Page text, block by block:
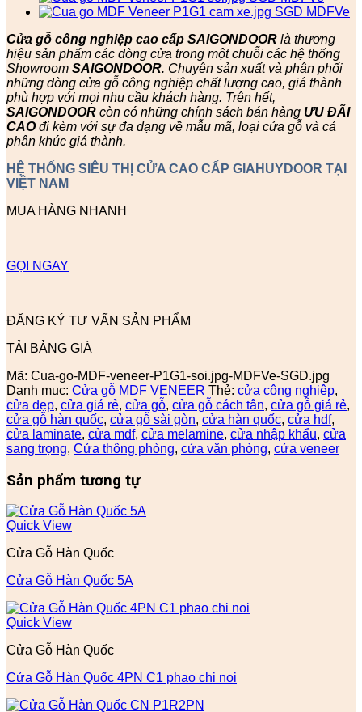
Cửa gỗ công nghiệp cao cấp SAIGONDOOR là thương
hiệu sản phẩm các dòng cửa trong một chuỗi các hệ thống
Showroom SAIGONDOOR. Chuyên sản xuất và phân phối
những dòng cửa gỗ công nghiệp chất lượng cao, giá thành
phù hợp với mọi nhu cầu khách hàng. Trên hết,
SAIGONDOOR còn có những chính sách bán hàng ƯU ĐÃI
CAOđi kèm với sự đa dạng về mẫu mã, loại cửa gỗ và cả
phân khúc giá thành.
HỆ THỐNG SIÊU THỊ CỬA CAO CẤP GIAHUYDOOR TẠI
VIỆT NAM
MUA HÀNG NHANH
GỌI NGAY
ĐĂNG KÝ TƯ VẤN SẢN PHẨM
TẢI BẢNG GIÁ
Mã: Cua-go-MDF-veneer-P1G1-soi.jpg-MDFVe-SGD.jpg
Danh mục: Cửa gỗ MDF VENEER Thẻ: cửa công nghiệp,
cửa đẹp, cửa giá rẻ, cửa gỗ, cửa gỗ cách tân, cửa gỗ giá rẻ,
cửa gỗ hàn quốc, cửa gỗ sài gòn, cửa hàn quốc, cửa hdf,
cửa laminate, cửa mdf, cửa melamine, cửa nhập khẩu, cửa
sang trọng, Cửa thông phòng, cửa văn phòng, cửa veneer
Sản phẩm tương tự
Quick View
Cửa Gỗ Hàn Quốc
Cửa Gỗ Hàn Quốc 5A
Quick View
Cửa Gỗ Hàn Quốc
Cửa Gỗ Hàn Quốc 4PN C1 phao chi noi